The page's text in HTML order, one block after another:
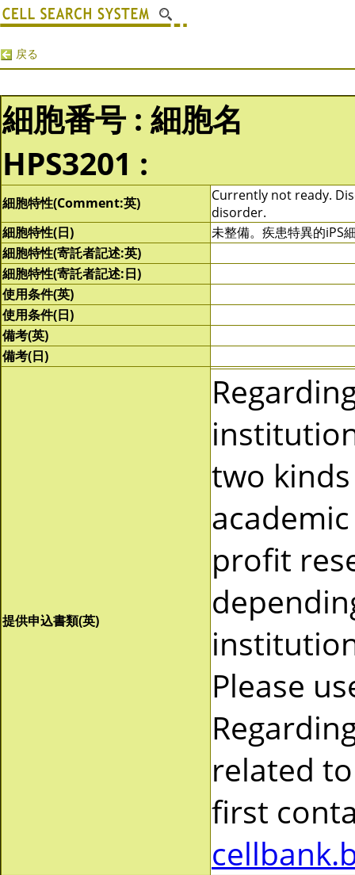
戻る
細胞番号 : 細胞名
HPS3201 :
細胞特性(Comment:英)
Currently not ready.
disorder.
細胞特性(日)
未整備。疾患特異的iPS
細胞特性(寄託者記述:英)
細胞特性(寄託者記述:日)
使用条件(英)
使用条件(日)
備考(英)
備考(日)
提供申込書類(英)
two
profit
Please
related
first